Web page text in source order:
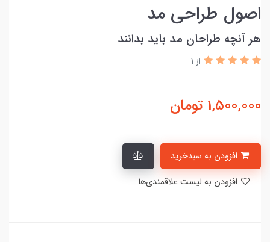
اصول طراحی مد
هر آنچه طراحان مد باید بدانند
از 1
1,500,000 تومان